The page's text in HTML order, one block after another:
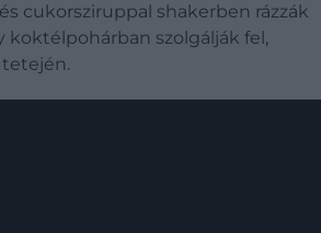
cukorsziruppal shakerben rázzák
koktélpohárban szolgálják fel,
tetején.